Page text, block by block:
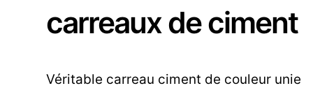
carreaux de ciment
Véritable carreau ciment de couleur unie